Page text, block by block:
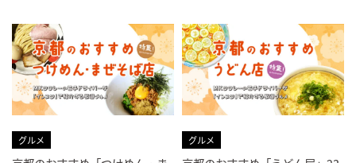
グルメ グルメ